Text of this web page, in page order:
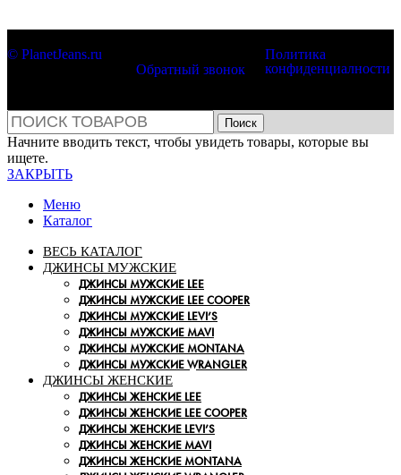
© PlanetJeans.ru
Обратный звонок
Политика
конфиденциалности
Поиск
Начните вводить текст, чтобы увидеть товары, которые вы
ищете.
ЗАКРЫТЬ
Меню
Каталог
ВЕСЬ КАТАЛОГ
ДЖИНСЫ МУЖСКИЕ
ДЖИНСЫ МУЖСКИЕ LEE
ДЖИНСЫ МУЖСКИЕ LEE COOPER
ДЖИНСЫ МУЖСКИЕ LEVI’S
ДЖИНСЫ МУЖСКИЕ MAVI
ДЖИНСЫ МУЖСКИЕ MONTANA
ДЖИНСЫ МУЖСКИЕ WRANGLER
ДЖИНСЫ ЖЕНСКИЕ
ДЖИНСЫ ЖЕНСКИЕ LEE
ДЖИНСЫ ЖЕНСКИЕ LEE COOPER
ДЖИНСЫ ЖЕНСКИЕ LEVI’S
ДЖИНСЫ ЖЕНСКИЕ MAVI
ДЖИНСЫ ЖЕНСКИЕ MONTANA